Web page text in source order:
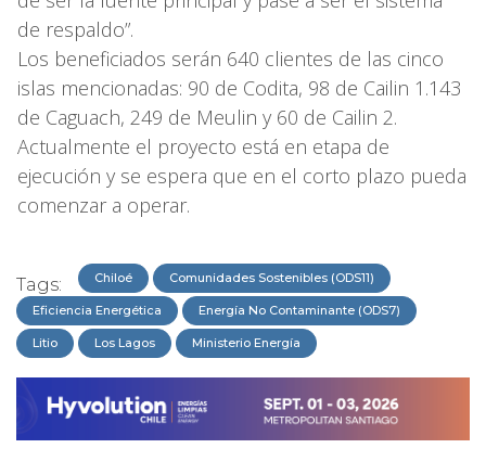
de respaldo”.
Los beneficiados serán 640 clientes de las cinco
islas mencionadas: 90 de Codita, 98 de Cailin 1.143
de Caguach, 249 de Meulin y 60 de Cailin 2.
Actualmente el proyecto está en etapa de
ejecución y se espera que en el corto plazo pueda
comenzar a operar.
Tags: Chiloé Comunidades Sostenibles (ODS11)
Eficiencia Energética Energía No Contaminante (ODS7)
Litio Los Lagos Ministerio Energía